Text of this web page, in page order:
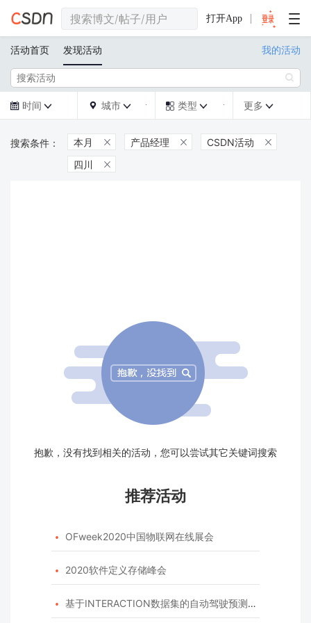
打开App
活动首页 发现活动 我的活动

 时间   城市   类型  更多 
本月  产品经理  CSDN活动 
四川 
抱歉，没有找到相关的活动，您可以尝试其它关键词搜索
推荐活动
 OFweek2020中国物联网在线展会
 2020软件定义存储峰会
 基于INTERACTION数据集的自动驾驶预测模型挑战赛